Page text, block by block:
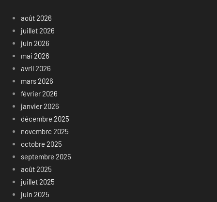
août 2026
juillet 2026
juin 2026
mai 2026
avril 2026
mars 2026
février 2026
janvier 2026
décembre 2025
novembre 2025
octobre 2025
septembre 2025
août 2025
juillet 2025
juin 2025